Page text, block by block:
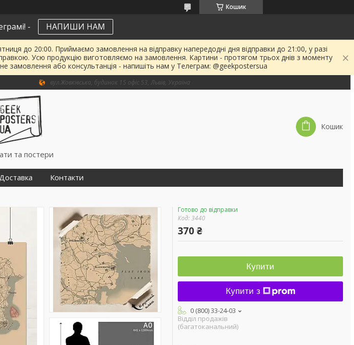
Кошик
- НАПИШИ НАМ
до 20:00. Приймаємо замовлення на відправку напередодні дня відправки до 21:00, у разі
Усю продукцію виготовляємо на замовлення. Картини - протягом трьох днів з моменту
замовлення або консультанція - напишіть нам у Телеграм: @geekpostersua
вул.Жовківська, будинок 15 офіс 53, Львів, Україна
та постери
Кошик
Контакти
Готово до відправки
Код:3440
370 ₴
Купити
Купити з
0 (800) 33-24-03
Відділ продажів
(багатоканальний)